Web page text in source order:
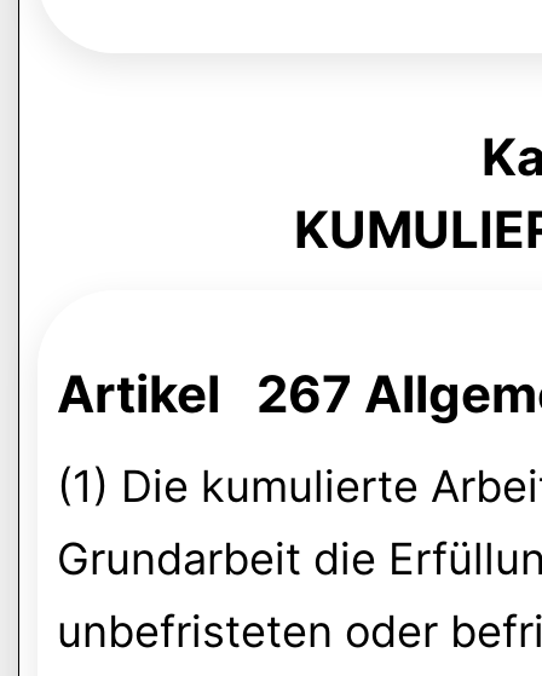
Artikel 267
(1) Die kumulierte
Grundarbeit die
unbefristeten oder